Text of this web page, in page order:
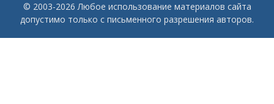
© 2003-2026 Любое использование материалов сайта
допустимо только с письменного разрешения авторов.